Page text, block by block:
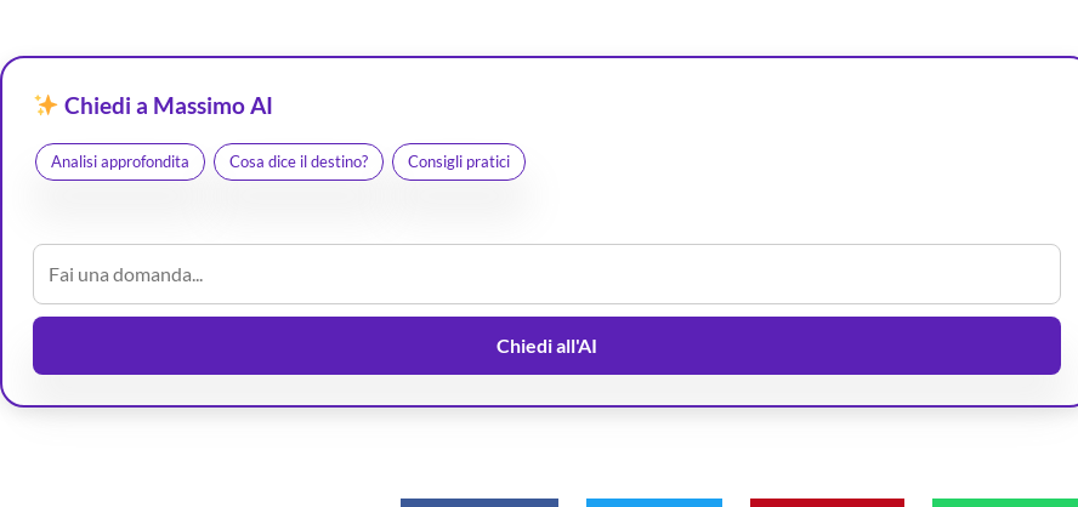
Chiedi a Massimo AI
Analisi approfondita Cosa dice il destino? Consigli pratici
Chiedi all'AI